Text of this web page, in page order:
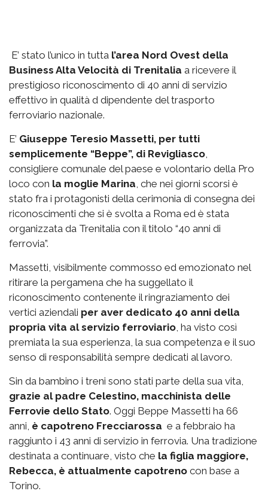
E’ stato l’unico in tutta l’area Nord Ovest della
Business Alta Velocità di Trenitalia a ricevere il
prestigioso riconoscimento di 40 anni di servizio
effettivo in qualità d dipendente del trasporto
ferroviario nazionale.
E’ Giuseppe Teresio Massetti, per tutti
semplicemente “Beppe”, di Revigliasco,
consigliere comunale del paese e volontario della Pro
loco con la moglie Marina, che nei giorni scorsi è
stato fra i protagonisti della cerimonia di consegna dei
riconoscimenti che si è svolta a Roma ed è stata
organizzata da Trenitalia con il titolo “40 anni di
ferrovia”.
Massetti, visibilmente commosso ed emozionato nel
ritirare la pergamena che ha suggellato il
riconoscimento contenente il ringraziamento dei
vertici aziendali per aver dedicato 40 anni della
propria vita al servizio ferroviario, ha visto così
premiata la sua esperienza, la sua competenza e il suo
senso di responsabilità sempre dedicati al lavoro.
Sin da bambino i treni sono stati parte della sua vita,
grazie al padre Celestino, macchinista delle
Ferrovie dello Stato. Oggi Beppe Massetti ha 66
anni, è capotreno Frecciarossa e a febbraio ha
raggiunto i 43 anni di servizio in ferrovia. Una tradizione
destinata a continuare, visto che la figlia maggiore,
Rebecca, è attualmente capotreno con base a
Torino.